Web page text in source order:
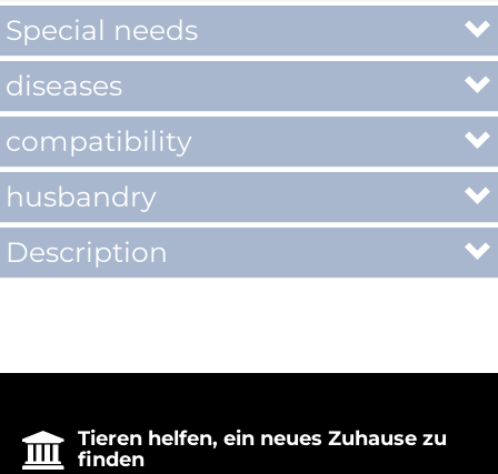
Special needs
diseases
compatibility
husbandry
Description
 Tieren helfen, ein neues Zuhause zu
finden